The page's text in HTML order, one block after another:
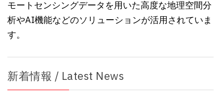
モートセンシングデータを用いた高度な地理空間分
析やAI機能などのソリューションが活用されていま
す。
新着情報 / Latest News